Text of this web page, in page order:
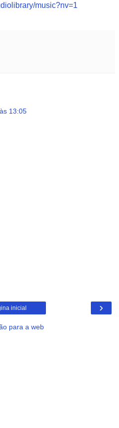
music?nv=1
13:05
›
inicial
para a web